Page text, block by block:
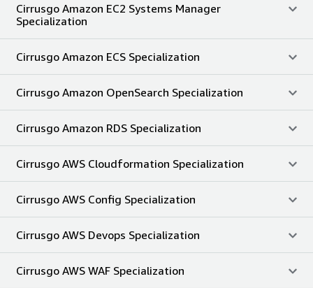
Cirrusgo Amazon EC2 Systems Manager
Specialization
Cirrusgo Amazon ECS Specialization
Cirrusgo Amazon OpenSearch Specialization
Cirrusgo Amazon RDS Specialization
Cirrusgo AWS Cloudformation Specialization
Cirrusgo AWS Config Specialization
Cirrusgo AWS Devops Specialization
Cirrusgo AWS WAF Specialization